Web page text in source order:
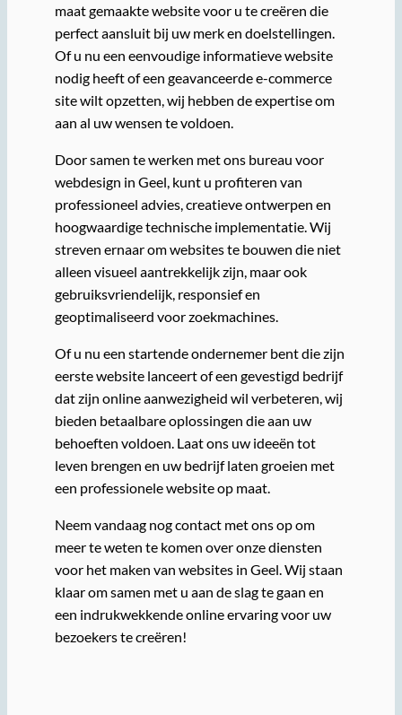
maat gemaakte website voor u te creëren die
perfect aansluit bij uw merk en doelstellingen.
Of u nu een eenvoudige informatieve website
nodig heeft of een geavanceerde e-commerce
site wilt opzetten, wij hebben de expertise om
aan al uw wensen te voldoen.
Door samen te werken met ons bureau voor
webdesign in Geel, kunt u profiteren van
professioneel advies, creatieve ontwerpen en
hoogwaardige technische implementatie. Wij
streven ernaar om websites te bouwen die niet
alleen visueel aantrekkelijk zijn, maar ook
gebruiksvriendelijk, responsief en
geoptimaliseerd voor zoekmachines.
Of u nu een startende ondernemer bent die zijn
eerste website lanceert of een gevestigd bedrijf
dat zijn online aanwezigheid wil verbeteren, wij
bieden betaalbare oplossingen die aan uw
behoeften voldoen. Laat ons uw ideeën tot
leven brengen en uw bedrijf laten groeien met
een professionele website op maat.
Neem vandaag nog contact met ons op om
meer te weten te komen over onze diensten
voor het maken van websites in Geel. Wij staan
klaar om samen met u aan de slag te gaan en
een indrukwekkende online ervaring voor uw
bezoekers te creëren!